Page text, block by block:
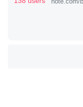
ちょうど同じ理由
とかSpotifyを支払
り時間を日数にす
─たまにLINEするくら